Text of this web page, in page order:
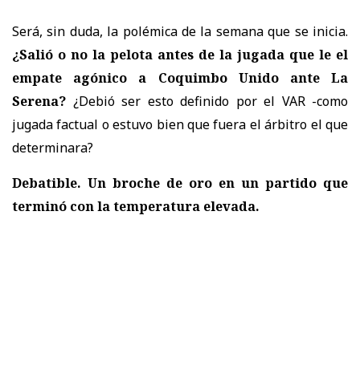
Será, sin duda, la polémica de la semana que se inicia.
¿Salió o no la pelota antes de la jugada que le el
empate agónico a Coquimbo Unido ante La
Serena? ¿Debió ser esto definido por el VAR -como
jugada factual o estuvo bien que fuera el árbitro el que
determinara?
Debatible. Un broche de oro en un partido que
terminó con la temperatura elevada.